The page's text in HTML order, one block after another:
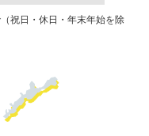
祝日・休日・年末年始を除